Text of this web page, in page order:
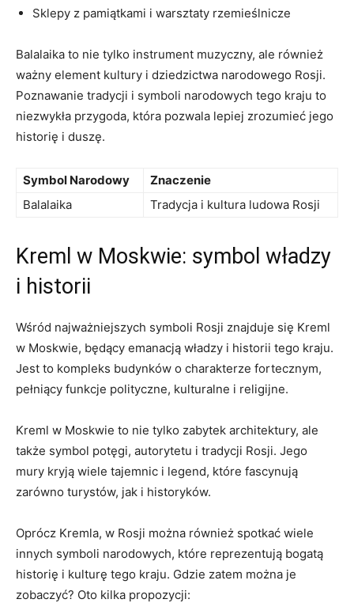
Sklepy z pamiątkami i warsztaty rzemieślnicze
Balalaika to nie tylko instrument muzyczny, ale również
ważny ⁢element kultury i dziedzictwa narodowego ‌Rosji.
⁤Poznawanie tradycji i symboli narodowych ​tego ⁤kraju to
niezwykła przygoda, która pozwala lepiej zrozumieć jego
historię i duszę.
Symbol Narodowy
Znaczenie
Balalaika
Tradycja i​ kultura⁢ ludowa Rosji
Kreml w Moskwie: symbol władzy
i historii
Wśród najważniejszych symboli Rosji ​znajduje ⁢się⁤ Kreml
w Moskwie, będący ⁣emanacją władzy i historii tego kraju.
Jest ⁢to kompleks ⁢budynków o charakterze fortecznym,⁢
pełniący funkcje polityczne, ‌kulturalne i religijne.
Kreml w ⁣Moskwie to⁣ nie tylko zabytek⁢ architektury, ale‌
także‌ symbol potęgi,‍ autorytetu i tradycji Rosji. Jego
mury kryją wiele tajemnic i⁢ legend, które fascynują
zarówno‌ turystów, jak ⁢i historyków.
Oprócz Kremla,⁤ w ⁣Rosji można również spotkać ⁢wiele
innych symboli narodowych, które reprezentują bogatą
historię i kulturę tego⁢ kraju. Gdzie zatem⁣ można je ​
zobaczyć? Oto⁣ kilka propozycji: